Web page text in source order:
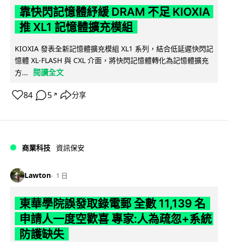
靠快閃記憶體紓緩 DRAM 不足 KIOXIA
推 XL1 記憶體擴充模組
KIOXIA 發表全新記憶體擴充模組 XL1 系列，結合低延遲快閃記
憶體 XL-FLASH 與 CXL 介面，將快閃記憶體轉化為記憶體擴充
方...
閱讀全文
84 5 ↗ 分享
商業科技 資訊保安
Lawton 1 日
東華學院誤發取錄電郵 全數 11,139 名
申請人一度空歡喜 專家:人為疏忽+系統
防護缺失